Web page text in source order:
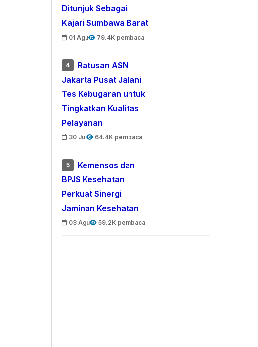
Ditunjuk Sebagai
Kajari Sumbawa Barat
01 Agu 79.4K pembaca
4
Ratusan ASN
Jakarta Pusat Jalani
Tes Kebugaran untuk
Tingkatkan Kualitas
Pelayanan
30 Jul 64.4K pembaca
5
Kemensos dan
BPJS Kesehatan
Perkuat Sinergi
Jaminan Kesehatan
03 Agu 59.2K pembaca